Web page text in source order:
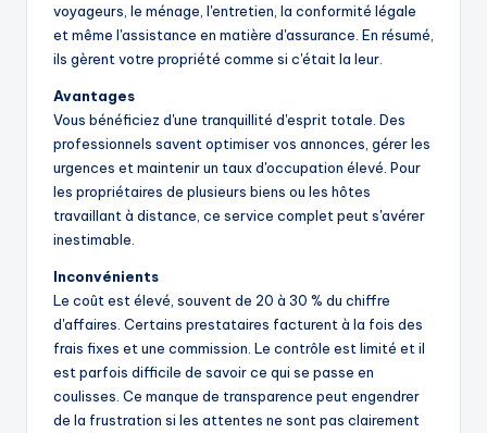
voyageurs, le ménage, l'entretien, la conformité légale
et même l'assistance en matière d'assurance. En résumé,
ils gèrent votre propriété comme si c'était la leur.
Avantages
Vous bénéficiez d'une tranquillité d'esprit totale. Des
professionnels savent optimiser vos annonces, gérer les
urgences et maintenir un taux d'occupation élevé. Pour
les propriétaires de plusieurs biens ou les hôtes
travaillant à distance, ce service complet peut s'avérer
inestimable.
Inconvénients
Le coût est élevé, souvent de 20 à 30 % du chiffre
d'affaires. Certains prestataires facturent à la fois des
frais fixes et une commission. Le contrôle est limité et il
est parfois difficile de savoir ce qui se passe en
coulisses. Ce manque de transparence peut engendrer
de la frustration si les attentes ne sont pas clairement